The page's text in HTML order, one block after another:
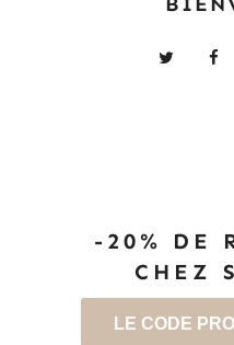
-20% DE
CHEZ
LE CODE